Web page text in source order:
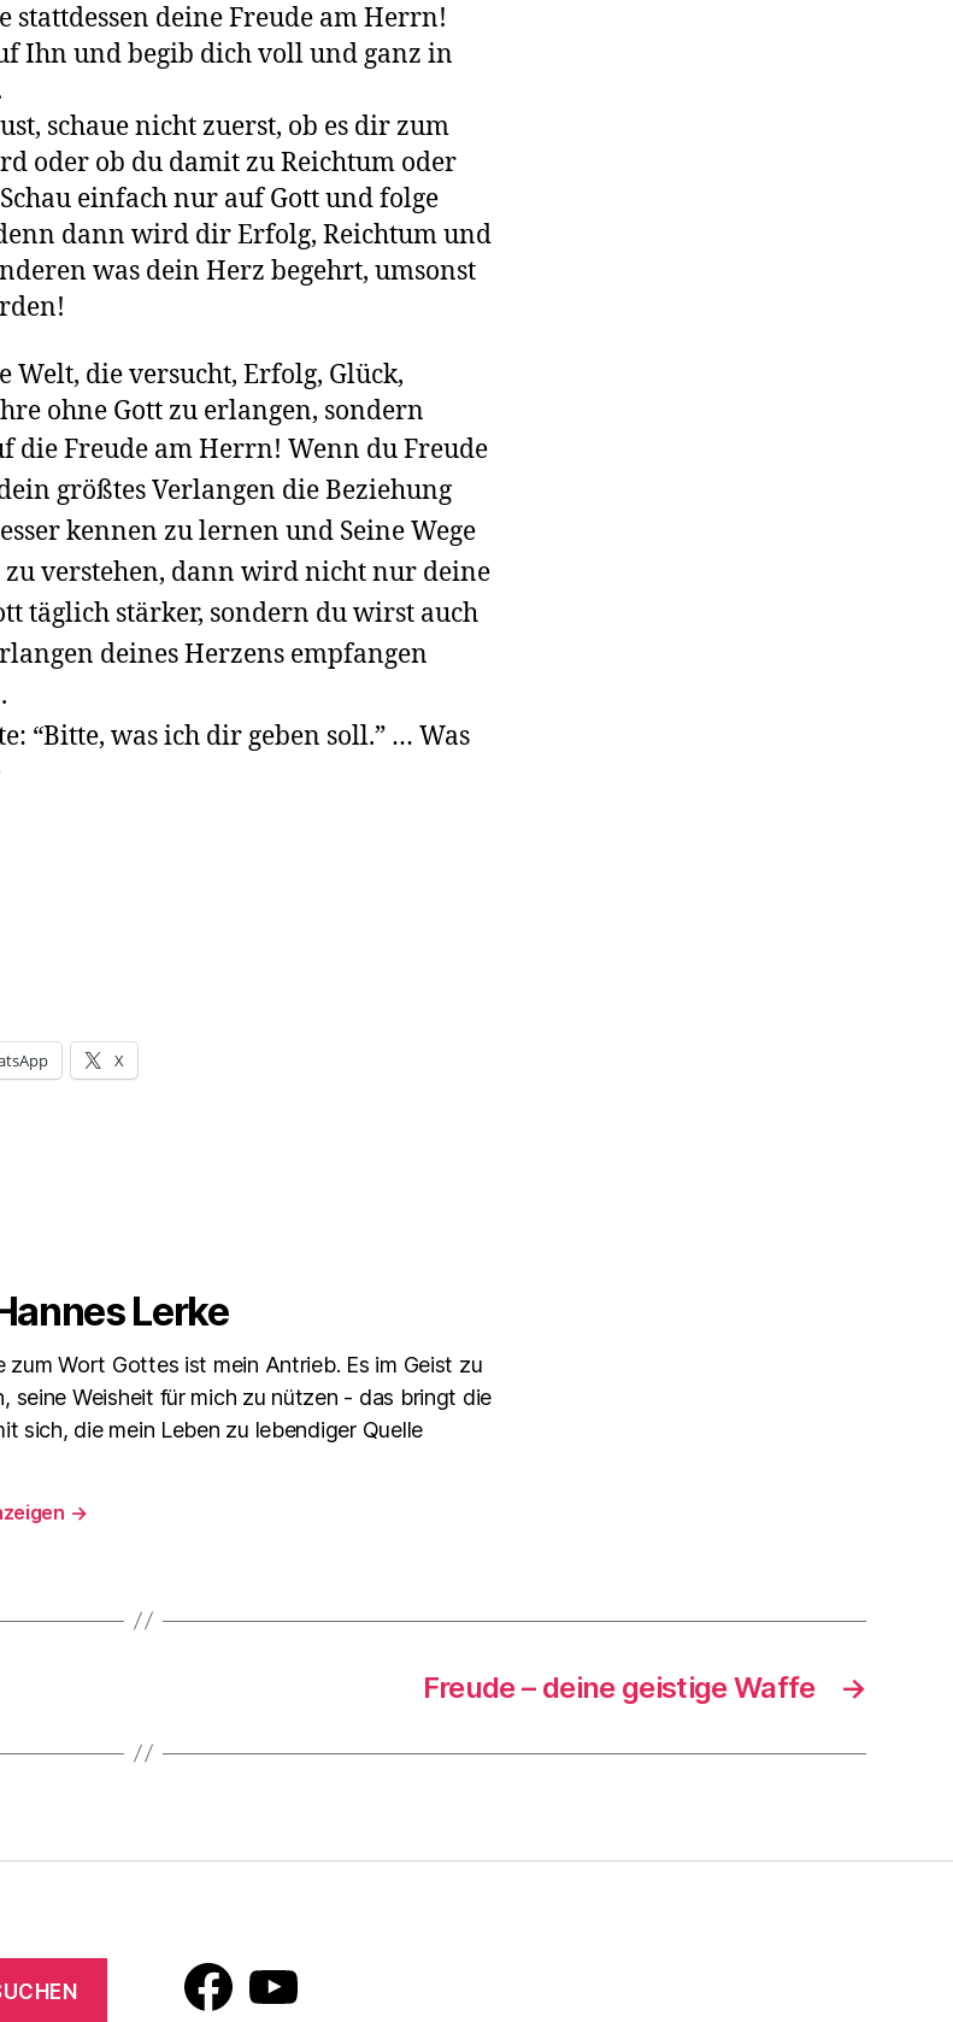
stattdessen deine Freude am Herrn!
Ihn und begib dich voll und ganz in
schaue nicht zuerst, ob es dir zum
oder ob du damit zu Reichtum oder
einfach nur auf Gott und folge
dann wird dir Erfolg, Reichtum und
was dein Herz begehrt, umsonst
Welt, die versucht, Erfolg, Glück,
ohne Gott zu erlangen, sondern
die Freude am Herrn! Wenn du Freude
größtesVerlangen die Beziehung
kennen zu lernen und Seine Wege
verstehen, dann wird nicht nur deine
täglich stärker, sondern du wirst auch
deines Herzens empfangen
“Bitte, was ich dir geben soll.” … Was
X
Lerke
zum Wort Gottes ist mein Antrieb. Es im Geist zu
seine Weisheit für mich zu nützen - das bringt die
sich, die mein Leben zu lebendiger Quelle
→
→
Freude – deine geistige Waffe
Facebook
YouTube